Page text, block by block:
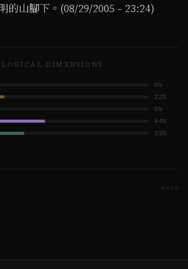
的山腳下。(08/29/2005 – 23:24)
DIMENSIONS
0%
22%
0%
44%
33%
442